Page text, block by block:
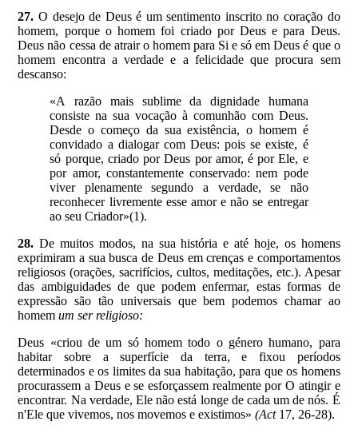
27. O desejo de Deus é um sentimento inscrito no coração do
homem, porque o homem foi criado por Deus e para Deus.
Deus não cessa de atrair o homem para Si e só em Deus é que o
homem encontra a verdade e a felicidade que procura sem
descanso:
«A razão mais sublime da dignidade humana
consiste na sua vocação à comunhão com Deus.
Desde o começo da sua existência, o homem é
convidado a dialogar com Deus: pois se existe, é
só porque, criado por Deus por amor, é por Ele, e
por amor, constantemente conservado: nem pode
viver plenamente segundo a verdade, se não
reconhecer livremente esse amor e não se entregar
ao seu Criador»(1).
28. De muitos modos, na sua história e até hoje, os homens
exprimiram a sua busca de Deus em crenças e comportamentos
religiosos (orações, sacrifícios, cultos, meditações, etc.). Apesar
das ambiguidades de que podem enfermar, estas formas de
expressão são tão universais que bem podemos chamar ao
homem um ser religioso:
Deus «criou de um só homem todo o género humano, para
habitar sobre a superfície da terra, e fixou períodos
determinados e os limites da sua habitação, para que os homens
procurassem a Deus e se esforçassem realmente por O atingir e
encontrar. Na verdade, Ele não está longe de cada um de nós. É
n'Ele que vivemos, nos movemos e existimos» (Act 17, 26-28).